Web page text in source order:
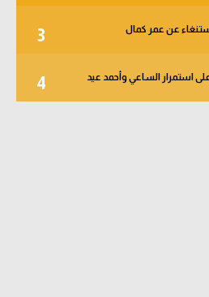
3 عن عمر كمال
4 استمرار الساعي وأحمد عيد